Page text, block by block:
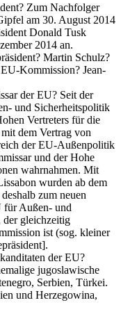
Zum Nachfolger
am 30. August 2014
Donald Tusk
2014 an.
Martin Schulz?
Kommission? Jean-
der EU? Seit der
und Sicherheitspolitik
Vertreters für die
dem Vertrag von
der EU-Außenpolitik
und der Hohe
wahrnahmen. Mit
wurden ab dem
zum neuen
für Außen- und
der gleichzeitig
ist (sog. kleiner
der EU?
jugoslawische
Serbien, Türkei.
und Herzegowina,